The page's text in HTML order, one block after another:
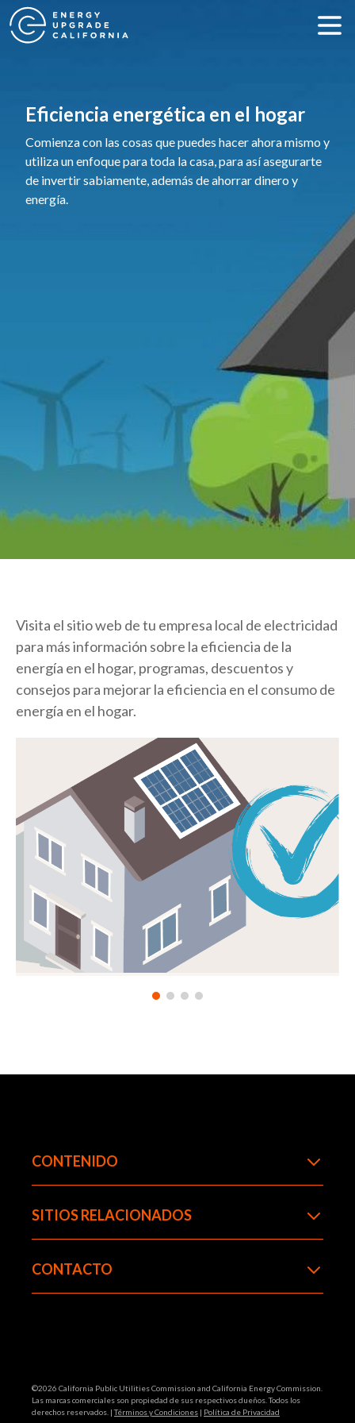
Eficiencia energética en el hogar
Comienza con las cosas que puedes hacer ahora mismo y
utiliza un enfoque para toda la casa, para así asegurarte
de invertir sabiamente, además de ahorrar dinero y
energía.
Visita el sitio web de tu empresa local de electricidad
para más información sobre la eficiencia de la
energía en el hogar, programas, descuentos y
consejos para mejorar la eficiencia en el consumo de
energía en el hogar.
primeras cosas que puedes hacer, además de
CONTENIDO
SITIOS RELACIONADOS
CONTACTO
©2026 California Public Utilities Commission and California Energy Commission.
Las marcas comerciales son propiedad de sus respectivos dueños. Todos los
derechos reservados. |Términos y Condiciones | Política de Privacidad